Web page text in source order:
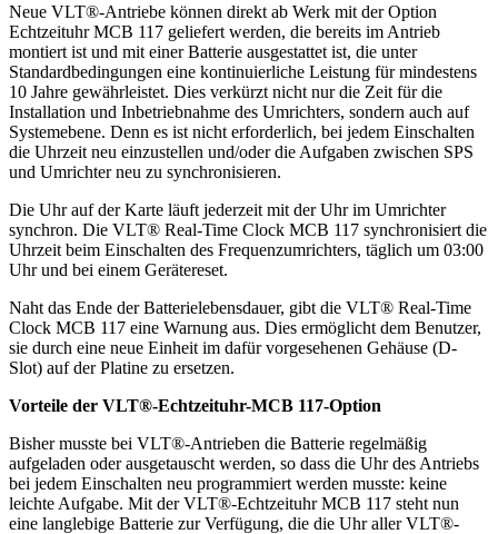
Neue VLT®-Antriebe können direkt ab Werk mit der Option
Echtzeituhr MCB 117 geliefert werden, die bereits im Antrieb
montiert ist und mit einer Batterie ausgestattet ist, die unter
Standardbedingungen eine kontinuierliche Leistung für mindestens
10 Jahre gewährleistet. Dies verkürzt nicht nur die Zeit für die
Installation und Inbetriebnahme des Umrichters, sondern auch auf
Systemebene. Denn es ist nicht erforderlich, bei jedem Einschalten
die Uhrzeit neu einzustellen und/oder die Aufgaben zwischen SPS
und Umrichter neu zu synchronisieren.
Die Uhr auf der Karte läuft jederzeit mit der Uhr im Umrichter
synchron. Die VLT® Real-Time Clock MCB 117 synchronisiert die
Uhrzeit beim Einschalten des Frequenzumrichters, täglich um 03:00
Uhr und bei einem Gerätereset.
Naht das Ende der Batterielebensdauer, gibt die VLT® Real-Time
Clock MCB 117 eine Warnung aus. Dies ermöglicht dem Benutzer,
sie durch eine neue Einheit im dafür vorgesehenen Gehäuse (D-
Slot) auf der Platine zu ersetzen.
Vorteile der VLT®-Echtzeituhr-MCB 117-Option
Bisher musste bei VLT®-Antrieben die Batterie regelmäßig
aufgeladen oder ausgetauscht werden, so dass die Uhr des Antriebs
bei jedem Einschalten neu programmiert werden musste: keine
leichte Aufgabe. Mit der VLT®-Echtzeituhr MCB 117 steht nun
eine langlebige Batterie zur Verfügung, die die Uhr aller VLT®-